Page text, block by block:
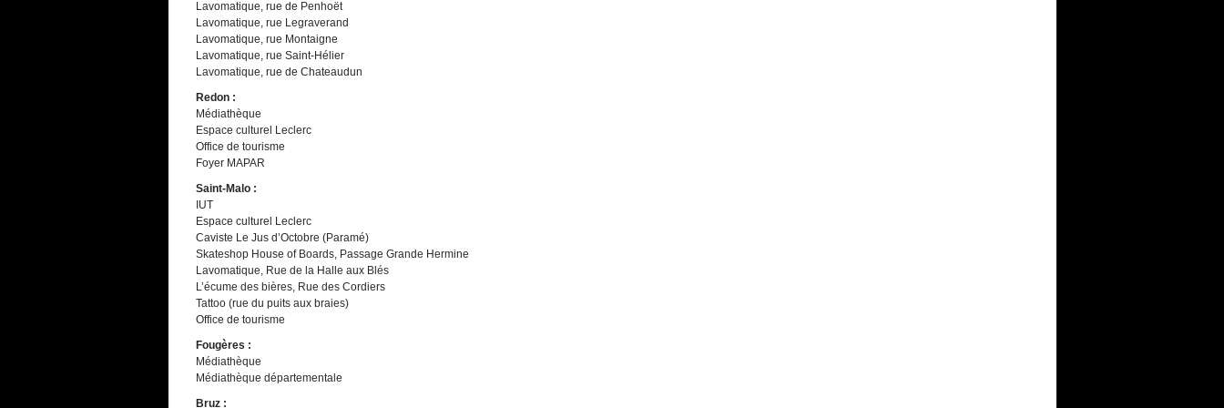
Lavomatique, rue de Penhoët
Lavomatique, rue Legraverand
Lavomatique, rue Montaigne
Lavomatique, rue Saint-Hélier
Lavomatique, rue de Chateaudun
Redon :
Médiathèque
Espace culturel Leclerc
Office de tourisme
Foyer MAPAR
Saint-Malo :
IUT
Espace culturel Leclerc
Caviste Le Jus d’Octobre (Paramé)
Skateshop House of Boards, Passage Grande Hermine
Lavomatique, Rue de la Halle aux Blés
L’écume des bières, Rue des Cordiers
Tattoo (rue du puits aux braies)
Office de tourisme
Fougères :
Médiathèque
Médiathèque départementale
Bruz :